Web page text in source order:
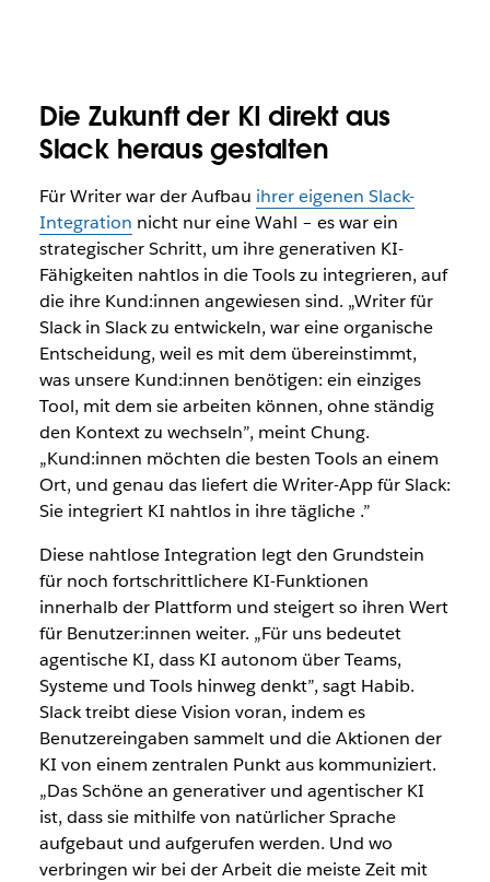
Die Zukunft der KI direkt aus
Slack heraus gestalten
Für Writer war der Aufbau ihrer eigenen Slack-
Integration nicht nur eine Wahl – es war ein
strategischer Schritt, um ihre generativen KI-
Fähigkeiten nahtlos in die Tools zu integrieren, auf
die ihre Kund:innen angewiesen sind. „Writer für
Slack in Slack zu entwickeln, war eine organische
Entscheidung, weil es mit dem übereinstimmt,
was unsere Kund:innen benötigen: ein einziges
Tool, mit dem sie arbeiten können, ohne ständig
den Kontext zu wechseln”, meint Chung.
„Kund:innen möchten die besten Tools an einem
Ort, und genau das liefert die Writer-App für Slack:
Sie integriert KI nahtlos in ihre tägliche .”
Diese nahtlose Integration legt den Grundstein
für noch fortschrittlichere KI-Funktionen
innerhalb der Plattform und steigert so ihren Wert
für Benutzer:innen weiter. „Für uns bedeutet
agentische KI, dass KI autonom über Teams,
Systeme und Tools hinweg denkt”, sagt Habib.
Slack treibt diese Vision voran, indem es
Benutzereingaben sammelt und die Aktionen der
KI von einem zentralen Punkt aus kommuniziert.
„Das Schöne an generativer und agentischer KI
ist, dass sie mithilfe von natürlicher Sprache
aufgebaut und aufgerufen werden. Und wo
verbringen wir bei der Arbeit die meiste Zeit mit